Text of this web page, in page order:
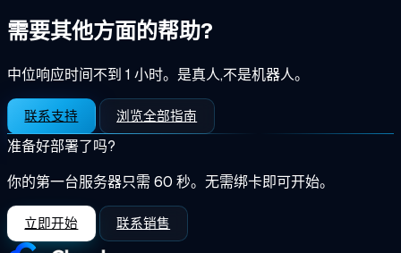
需要其他方面的帮助?
中位响应时间不到 1 小时。是真人,不是机器人。
联系支持 浏览全部指南
准备好部署了吗?
你的第一台服务器只需 60 秒。无需绑卡即可开始。
立即开始 联系销售